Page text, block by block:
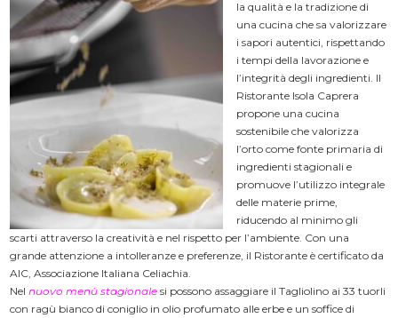
la qualità e la tradizione di
una cucina che sa valorizzare
i sapori autentici, rispettando
i tempi della lavorazione e
l’integrità degli ingredienti. Il
Ristorante Isola Caprera
propone una cucina
sostenibile che valorizza
l’orto come fonte primaria di
ingredienti stagionali e
promuove l’utilizzo integrale
delle materie prime,
riducendo al minimo gli
scarti attraverso la creatività e nel rispetto per l’ambiente. Con una
grande attenzione a intolleranze e preferenze, il Ristorante è certificato da
AIC, Associazione Italiana Celiachia.
Nelnuovo menù stagionale si possono assaggiare il Tagliolino ai 33 tuorli
con ragù bianco di coniglio in olio profumato alle erbe e un soffice di